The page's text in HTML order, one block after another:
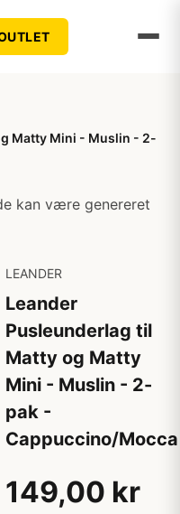
Matty Mini - Muslin - 2-
kan være genereret
LEANDER
Leander
Pusleunderlag til
Matty og Matty
Mini - Muslin - 2-
pak -
Cappuccino/Mocca
149,00 kr